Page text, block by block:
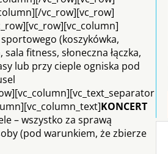
vc_row][vc_row]
(koszykówka,
fitness, słoneczna łączka,
lub przy cieple ogniska pod
KONCERT
– wszystko za sprawą
(pod warunkiem, że zbierze